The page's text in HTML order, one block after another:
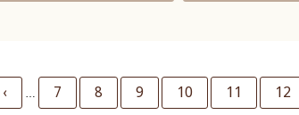
Previous
‹ … Page
7 Page
8 Page
9 Page
10 Page
11 Page
12